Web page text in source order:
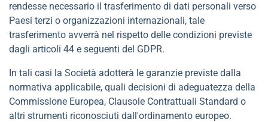
rendesse necessario il trasferimento di dati personali verso
Paesi terzi o organizzazioni internazionali, tale
trasferimento avverrà nel rispetto delle condizioni previste
dagli articoli 44 e seguenti del GDPR.
In tali casi la Società adotterà le garanzie previste dalla
normativa applicabile, quali decisioni di adeguatezza della
Commissione Europea, Clausole Contrattuali Standard o
altri strumenti riconosciuti dall'ordinamento europeo.